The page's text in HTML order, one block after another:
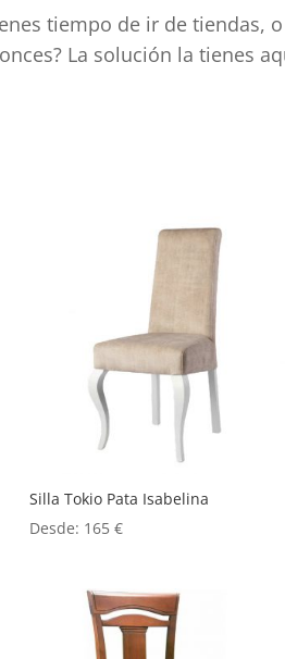
tiempo de ir de tiendas,
La solución la tienes
Silla Tokio Pata Isabelina
Desde: 165€